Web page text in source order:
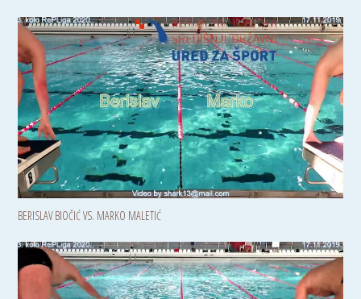
BERISLAV BIOČIĆ VS. MARKO MALETIĆ